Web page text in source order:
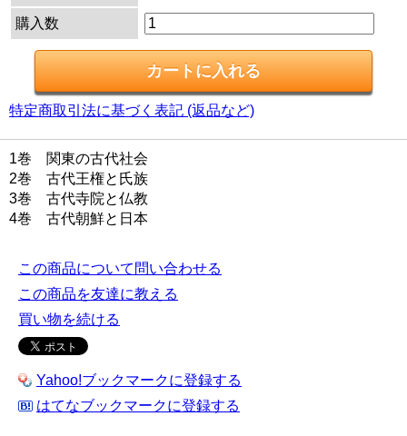
購入数
特定商取引法に基づく表記 (返品など)
1巻 関東の古代社会
2巻 古代王権と氏族
3巻 古代寺院と仏教
4巻 古代朝鮮と日本
この商品について問い合わせる
この商品を友達に教える
買い物を続ける
Yahoo!ブックマークに登録する
はてなブックマークに登録する